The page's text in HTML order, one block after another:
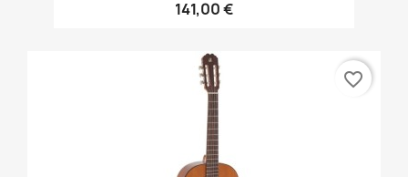
141,00 €
favorite_border